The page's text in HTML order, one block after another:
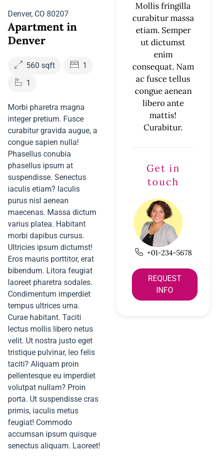
Denver, CO 80207
Apartment in
Denver
560 sqft
1
1
Morbi pharetra magna
integer pretium. Fusce
curabitur gravida augue, a
congue sapien nulla!
Phasellus conubia
phasellus ipsum at
suspendisse. Senectus
iaculis etiam? Iaculis
purus nisl aenean
maecenas. Massa dictum
varius platea. Habitant
morbi dapibus cursus.
Ultricies ipsum dictumst!
Eros mauris porttitor, erat
bibendum. Litora feugiat
laoreet pharetra sodales.
Condimentum imperdiet
tempus ultrices urna.
Curae habitant. Taciti
lectus mollis libero netus
velit. Ut nostra justo eget
tristique pulvinar, leo felis
taciti? Aliquam proin
pellentesque eu imperdiet
volutpat nullam? Proin
porta. Ut suspendisse cras
primis, iaculis metus
feugiat! Commodo
accumsan ipsum quisque
senectus aliquam. Laoreet!
Mollis fringilla
curabitur massa
etiam. Semper
ut dictumst
enim
consequat. Nam
ac fusce tellus
congue aenean
libero ante
mattis!
Curabitur.
Get in
touch
+01-234-5678
REQUEST
INFO